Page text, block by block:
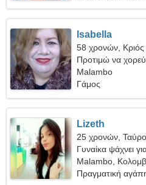
Isabella
58 χρονών, Κριός
Προτιμώ να
καθαρό αέρα
Malambo
Γάμος
Lizeth
25 χρονών,
Γυναίκα ψάχνει
Malambo,
Πραγματική